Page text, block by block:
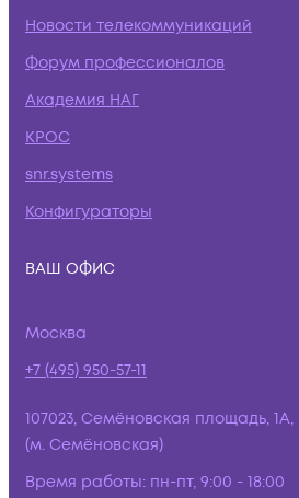
Новости телекоммуникаций
Форум профессионалов
Академия НАГ
КРОС
snr.systems
Конфигураторы
ВАШ ОФИС
Москва
+7 (495) 950-57-11
107023, Семёновская площадь,
(м. Семёновская)
Время работы: пн-пт, 9:00 - 18:00